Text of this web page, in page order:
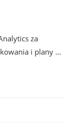
za
i plany …